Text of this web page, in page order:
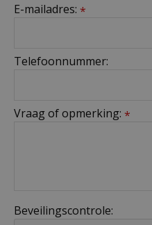
E-mailadres: *
Telefoonnummer:
Vraag of opmerking: *
Beveilingscontrole: